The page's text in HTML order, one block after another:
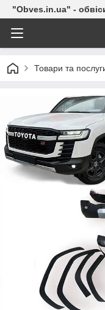
"Obves.in.ua" -
Товари та